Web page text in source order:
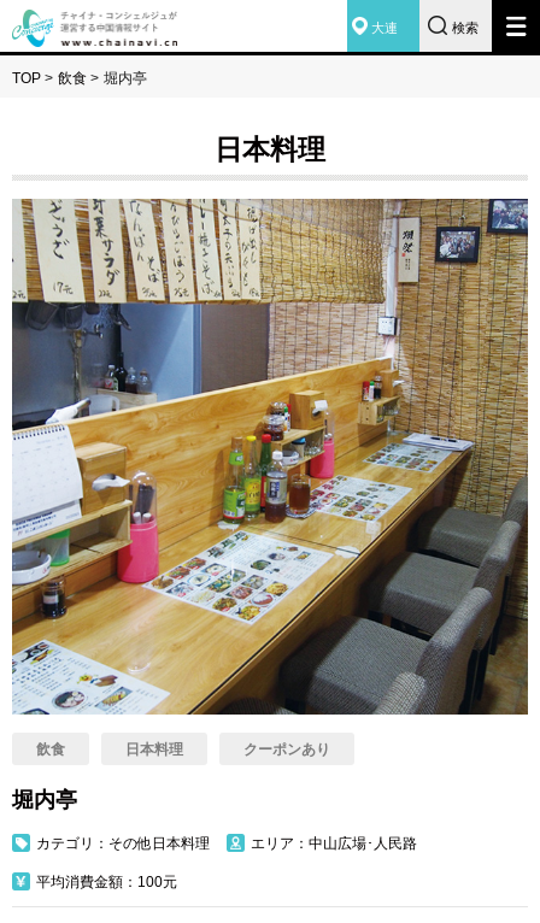
大連 検索
TOP > 飲食 > 堀内亭
日本料理
飲食 日本料理 クーポンあり
堀内亭
カテゴリ：その他日本料理 エリア：中山広場･人民路
平均消費金額：100元